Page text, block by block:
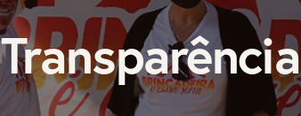
Transparência